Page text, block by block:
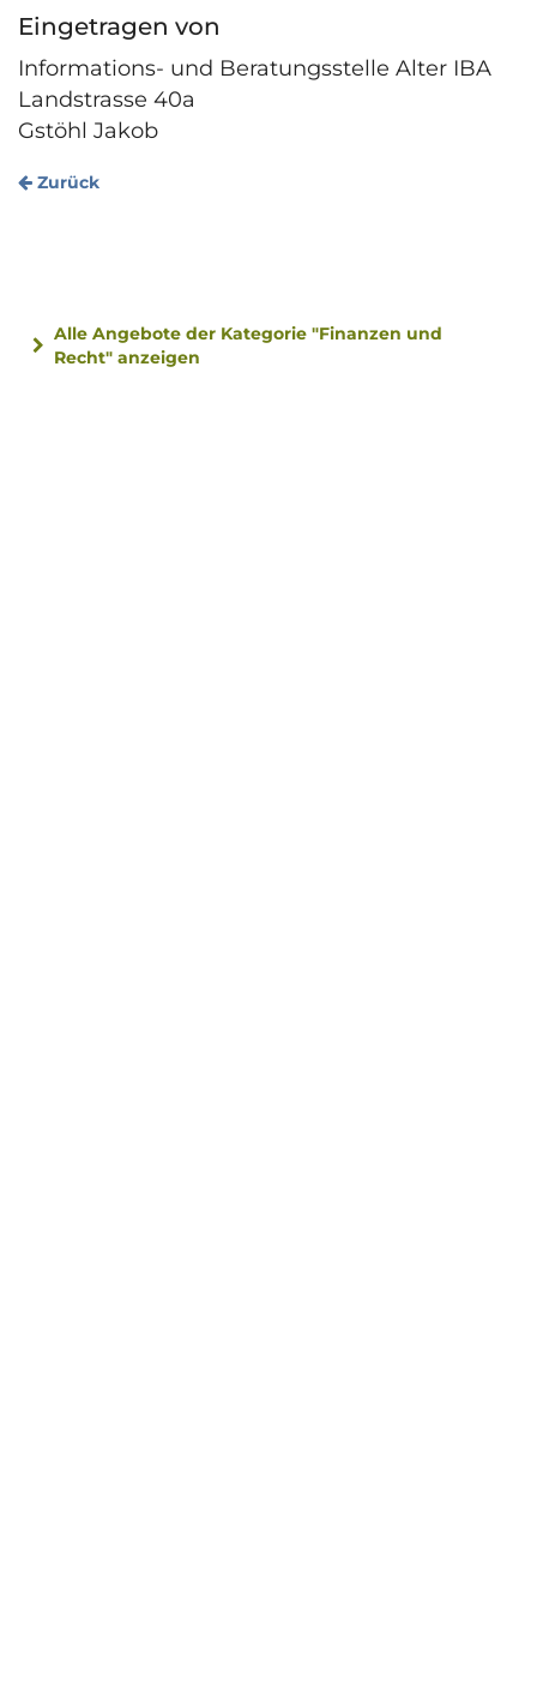
Eingetragen von
Informations- und Beratungsstelle Alter IBA
Landstrasse 40a
Gstöhl Jakob
Zurück
Alle Angebote der Kategorie "Finanzen und
Recht" anzeigen